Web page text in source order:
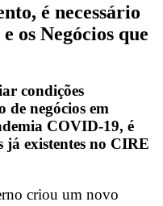
é necessário
os Negócios que
condições
de negócios em
COVID-19, é
já existentes no CIRE
criou um novo